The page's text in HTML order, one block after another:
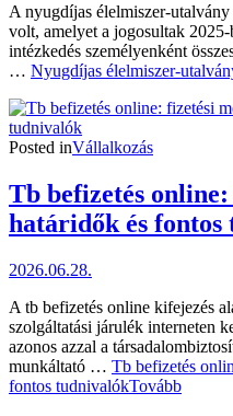
A nyugdíjas élelmiszer-
volt, amelyet a jogosultak
intézkedés személyenként
… Nyugdíjas élelmiszer-
Posted inVállalkozás
Tb befizetés
határidők és
2026.06.28.
A tb befizetés online kifejezés
szolgáltatási járulék interneten
azonos azzal a
munkáltató … Tb befizetés
fontos tudnivalókTovább